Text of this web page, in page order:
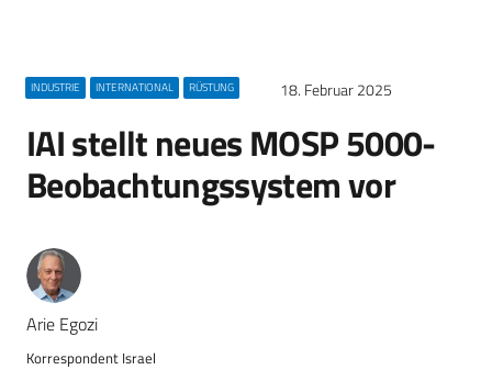
INDUSTRIE INTERNATIONAL RÜSTUNG 18. Februar 2025
IAI stellt neues MOSP 5000-
Beobachtungssystem vor
Arie Egozi
Korrespondent Israel